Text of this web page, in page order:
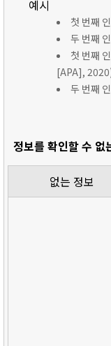
예시
첫 번째
두 번째
첫 번째
[APA],
두 번째
정보를 확인할 수 없
없는 정보